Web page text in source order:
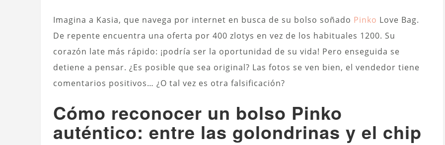
Imagina a Kasia, que navega por internet en busca de su bolso soñado Pinko Love Bag.
De repente encuentra una oferta por 400 zlotys en vez de los habituales 1200. Su
corazón late más rápido: ¡podría ser la oportunidad de su vida! Pero enseguida se
detiene a pensar. ¿Es posible que sea original? Las fotos se ven bien, el vendedor tiene
comentarios positivos… ¿O tal vez es otra falsificación?
Cómo reconocer un bolso Pinko
auténtico: entre las golondrinas y el chip